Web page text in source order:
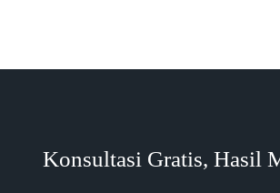
Konsultasi Gratis, Hasil